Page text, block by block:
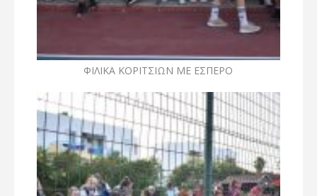
ΦΙΛΙΚΑ ΚΟΡΙΤΣΙΩΝ ΜΕ ΕΣΠΕΡΟ